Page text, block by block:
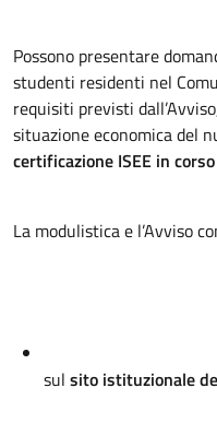
Possono presentare
studenti residenti nel
requisiti previsti
situazione economica del
certificazione ISEE in
La modulistica e l’Avviso
sul sito istituzionale